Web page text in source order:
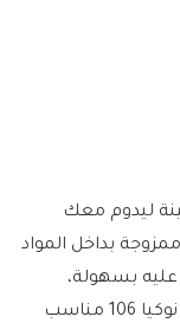
المتينة ليدوم معك
ممزوجة بداخل المواد
بسهولة،
وبفضل التصميم الانسيابي ستجد أن هاتف نوكيا 106 مناسب